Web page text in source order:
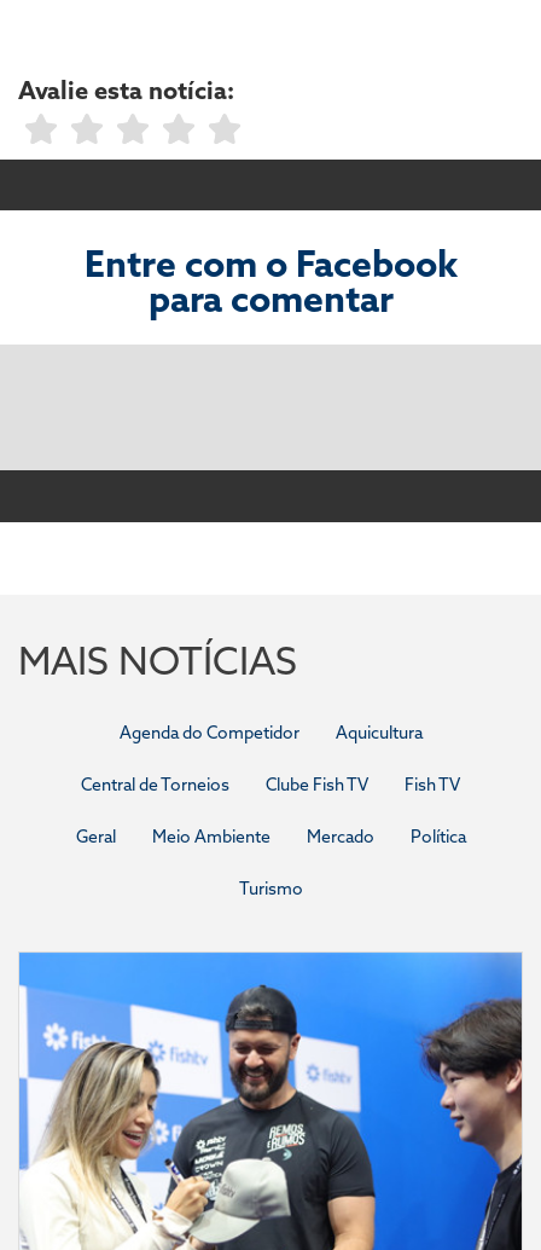
Avalie esta notícia:
Entre com o Facebook
para comentar
MAIS NOTÍCIAS
Agenda do Competidor Aquicultura
Central de Torneios Clube Fish TV Fish TV
Geral Meio Ambiente Mercado Política
Turismo